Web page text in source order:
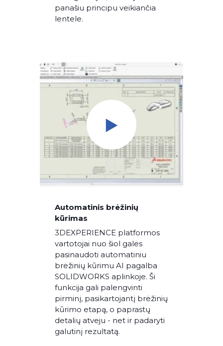
panašiu principu veikiančia
lentele.
Automatinis brėžinių
kūrimas
3DEXPERIENCE platformos
vartotojai nuo šiol galės
pasinaudoti automatiniu
brėžinių kūrimu AI pagalba
SOLIDWORKS aplinkoje. Ši
funkcija gali palengvinti
pirminį, pasikartojantį brėžinių
kūrimo etapą, o paprastų
detalių atveju - net ir padaryti
galutinį rezultatą.